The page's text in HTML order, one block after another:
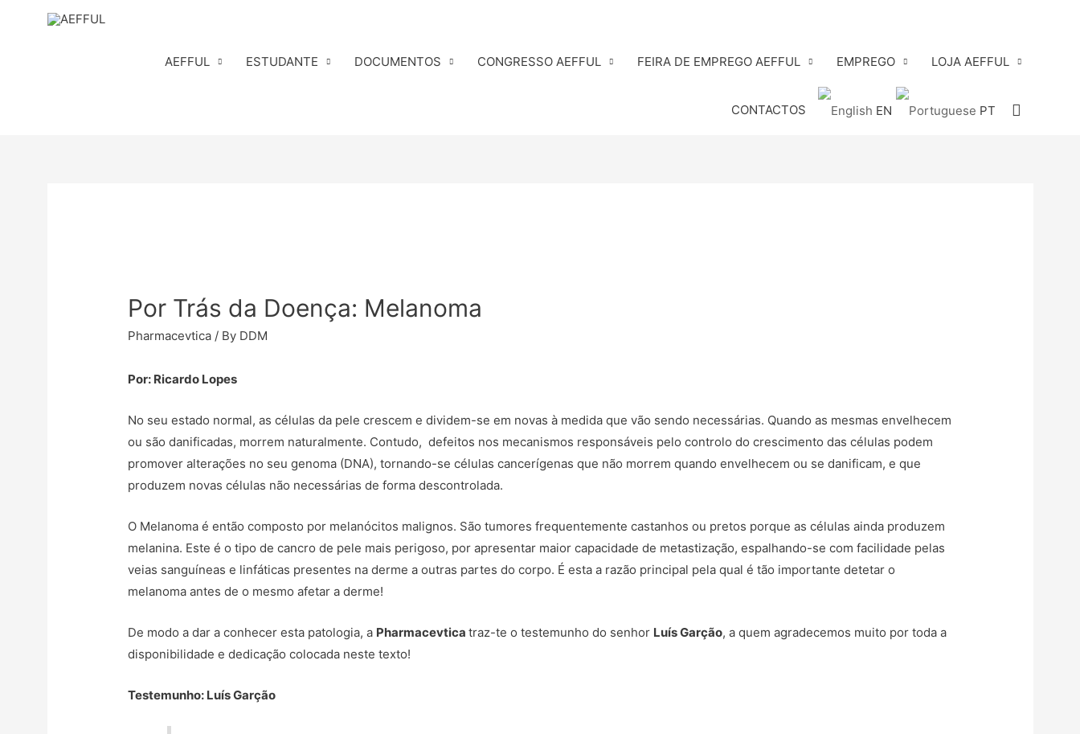
AEFFUL ESTUDANTE DOCUMENTOS CONGRESSO AEFFUL FEIRA DE EMPREGO AEFFUL EMPREGO LOJA AEFFUL
CONTACTOS EN PT Search
Por Trás da Doença: Melanoma
Pharmacevtica/ By DDM
Por: Ricardo Lopes
No seu estado normal, as células da pele crescem e dividem-se em novas à medida que vão sendo necessárias. Quando as mesmas envelhecem
ou são danificadas, morrem naturalmente. Contudo, defeitos nos mecanismos responsáveis pelo controlo do crescimento das células podem
promover alterações no seu genoma (DNA), tornando-se células cancerígenas que não morrem quando envelhecem ou se danificam, e que
produzem novas células não necessárias de forma descontrolada.
O Melanoma é então composto por melanócitos malignos. São tumores frequentemente castanhos ou pretos porque as células ainda produzem
melanina. Este é o tipo de cancro de pele mais perigoso, por apresentar maior capacidade de metastização, espalhando-se com facilidade pelas
veias sanguíneas e linfáticas presentes na derme a outras partes do corpo. É esta a razão principal pela qual é tão importante detetar o
melanoma antes de o mesmo afetar a derme!
De modo a dar a conhecer esta patologia, a Pharmacevtica traz-te o testemunho do senhor Luís Garção, a quem agradecemos muito por toda a
disponibilidade e dedicação colocada neste texto!
Testemunho: Luís Garção